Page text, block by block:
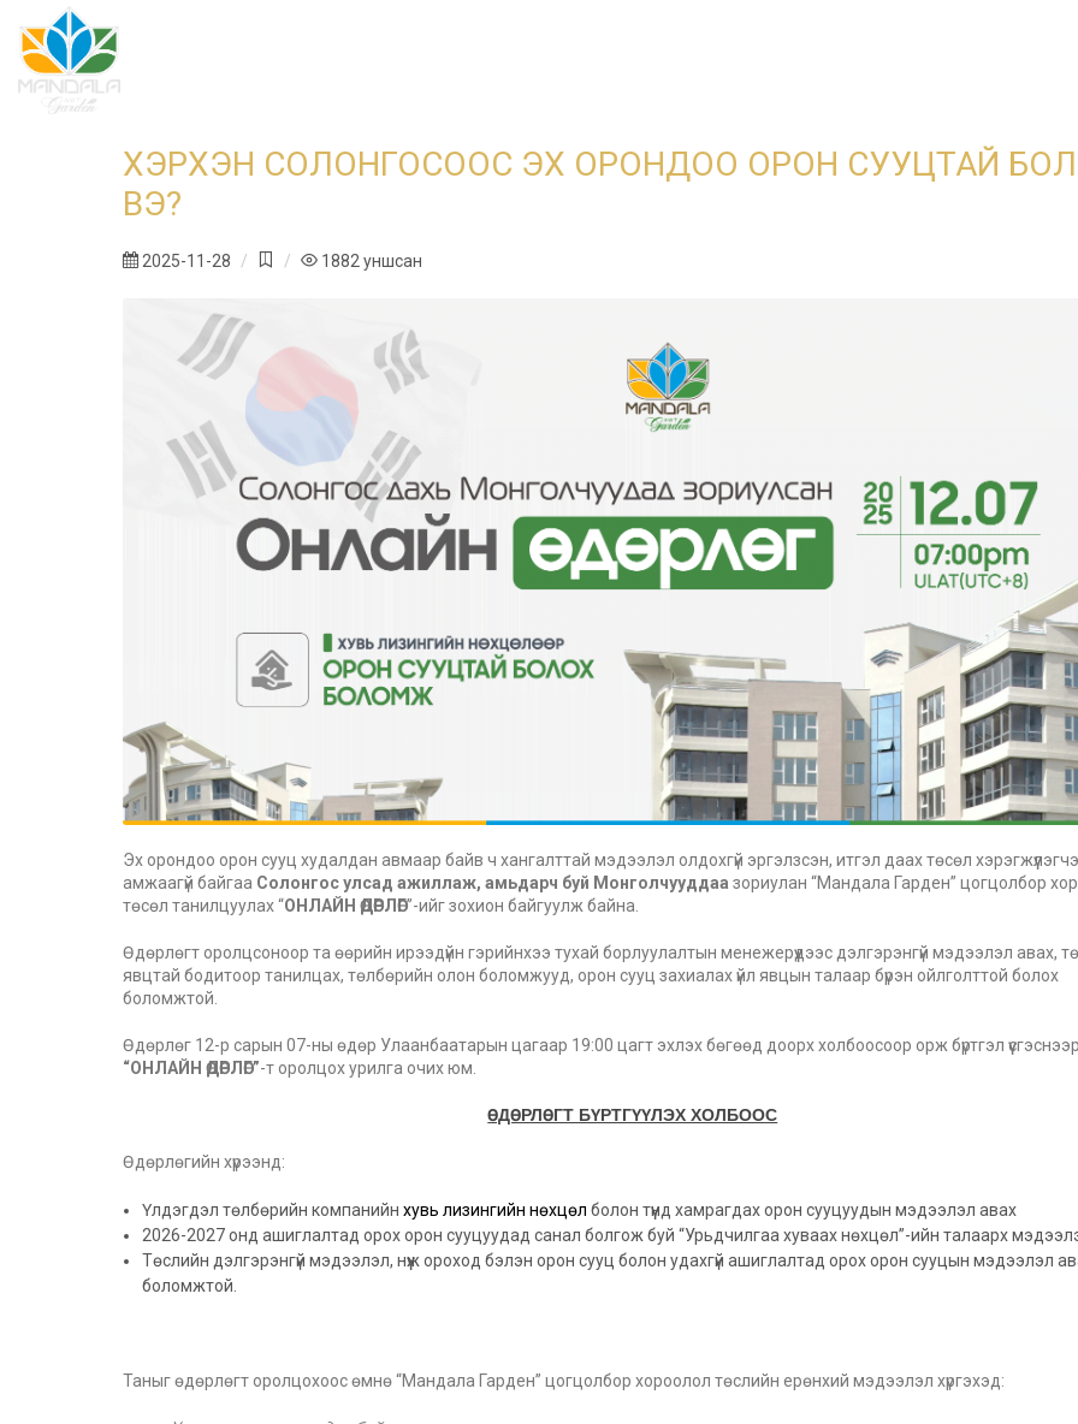
ХЭРХЭН СОЛОНГОСООС ЭХ ОРОНДОО ОРОН СУУЦТАЙ
ВЭ?
2025-11-28 1882 уншсан
Эх орондоо орон сууц худалдан авмаар байв ч хангалттай мэдээлэл олдохгүй эргэлзсэн, итгэл даах төсөл
амжаагүй байгаа Солонгос улсад ажиллаж, амьдарч буй Монголчууддаа зориулан “Мандала Гарден” цогцолбор
төсөл танилцуулах “ОНЛАЙН ӨДӨРЛӨГ”-ийг зохион байгуулж байна.
Өдөрлөгт оролцсоноор та өөрийн ирээдүйн гэрийнхээ тухай борлуулалтын менежерүүдээс дэлгэрэнгүй мэдээлэл авах,
явцтай бодитоор танилцах, төлбөрийн олон боломжууд, орон сууц захиалах үйл явцын талаар бүрэн ойлголттой болох
боломжтой.
Өдөрлөг 12-р сарын 07-ны өдөр Улаанбаатарын цагаар 19:00 цагт эхлэх бөгөөд доорх холбоосоор орж бүртгэл
“ОНЛАЙН ӨДӨРЛӨГ”-т оролцох урилга очих юм.
ӨДӨРЛӨГТ БҮРТГҮҮЛЭХ ХОЛБООС
Өдөрлөгийн хүрээнд:
Үлдэгдэл төлбөрийн компанийн хувь лизингийн нөхцөл болон түүнд хамрагдах орон сууцуудын мэдээлэл авах
2026-2027 онд ашиглалтад орох орон сууцуудад санал болгож буй “Урьдчилгаа хуваах нөхцөл”-ийн талаарх
Төслийн дэлгэрэнгүй мэдээлэл, нүүж ороход бэлэн орон сууц болон удахгүй ашиглалтад орох орон сууцын мэдээлэл
боломжтой.
Таныг өдөрлөгт оролцохоос өмнө “Мандала Гарден” цогцолбор хороолол төслийн ерөнхий мэдээлэл хүргэхэд: